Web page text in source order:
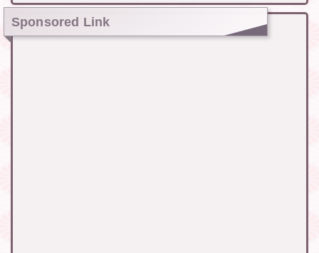
Sponsored Link